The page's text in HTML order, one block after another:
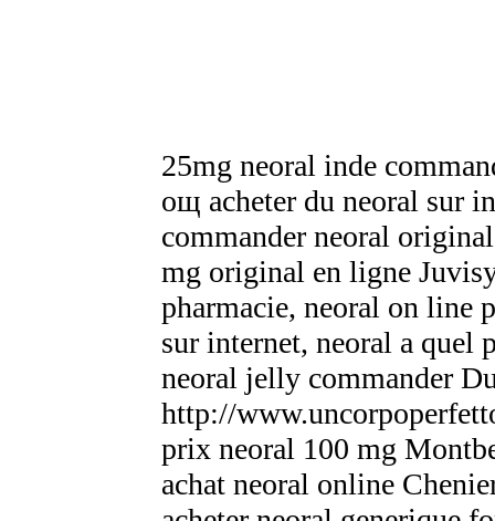
25mg neoral inde
oщ acheter du neoral sur
commander neoral
mg original en ligne
pharmacie, neoral on line
sur internet, neoral a quel
neoral jelly commander
http://
prix neoral 100 mg
achat neoral online